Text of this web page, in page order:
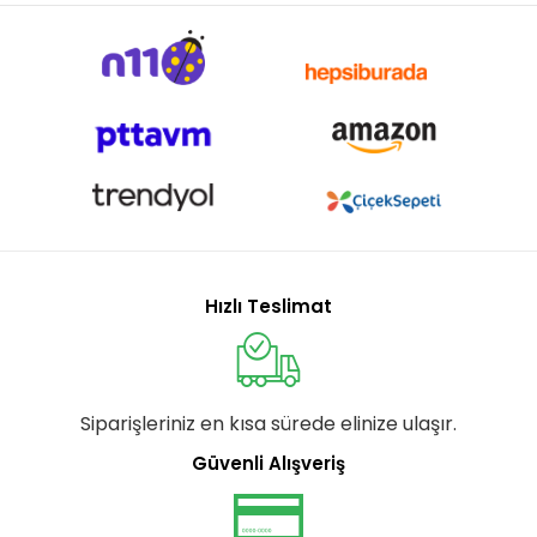
Hızlı Teslimat
Siparişleriniz en kısa sürede elinize ulaşır.
Güvenli Alışveriş